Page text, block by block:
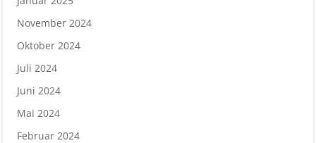
November 2024
Oktober 2024
Juli 2024
Juni 2024
Mai 2024
Februar 2024